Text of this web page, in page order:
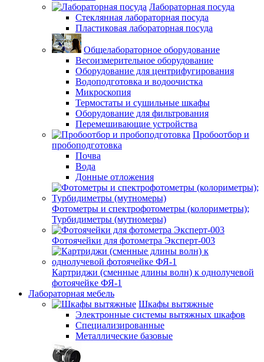
Лабораторная посуда
Стеклянная лабораторная посуда
Пластиковая лабораторная посуда
Общелабораторное оборудование
Весоизмерительное оборудование
Оборудование для центрифугирования
Водоподготовка и водоочистка
Микроскопия
Термостаты и сушильные шкафы
Оборудование для фильтрования
Перемешивающие устройства
Пробоотбор и
пробоподготовка
Почва
Вода
Донные отложения
Фотометры и спектрофотометры (колориметры);
Турбидиметры (мутномеры)
Фотоячейки для фотометра Эксперт-003
Картриджи (сменные длины волн) к однолучевой
фотоячейке ФЯ-1
Лабораторная мебель
Шкафы вытяжные
Электронные системы вытяжных шкафов
Специализированные
Металлические базовые